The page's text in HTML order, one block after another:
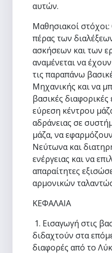
αυτών.
Μαθησιακοί στόχοι:
πέρας των
ασκήσεων και των
αναμένεται να
τις παραπάνω
Μηχανικής και να
βασικές διαφορικές
εύρεση κέντρου
αδράνειας σε
μάζα, να
Νεύτωνα και
ενέργειας και να
απαραίτητες
αρμονικών
ΚΕΦΑΛΑΙΑ
1. Εισαγωγή στις
διδαχτούν στα
διαφορές από το